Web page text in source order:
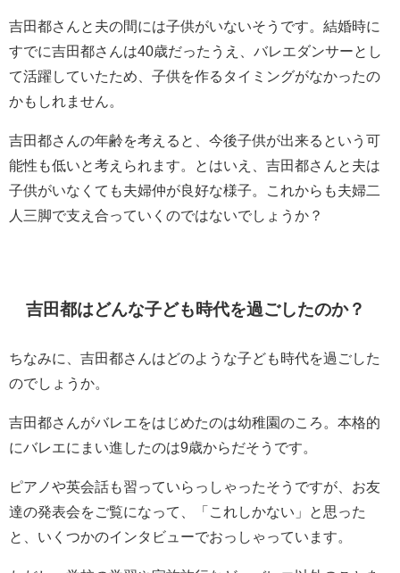
吉田都さんと夫の間には子供がいないそうです。結婚時に
すでに吉田都さんは40歳だったうえ、バレエダンサーとし
て活躍していたため、子供を作るタイミングがなかったの
かもしれません。
吉田都さんの年齢を考えると、今後子供が出来るという可
能性も低いと考えられます。とはいえ、吉田都さんと夫は
子供がいなくても夫婦仲が良好な様子。これからも夫婦二
人三脚で支え合っていくのではないでしょうか？
吉田都はどんな子ども時代を過ごしたのか？
ちなみに、吉田都さんはどのような子ども時代を過ごした
のでしょうか。
吉田都さんがバレエをはじめたのは幼稚園のころ。本格的
にバレエにまい進したのは9歳からだそうです。
ピアノや英会話も習っていらっしゃったそうですが、お友
達の発表会をご覧になって、「これしかない」と思った
と、いくつかのインタビューでおっしゃっています。